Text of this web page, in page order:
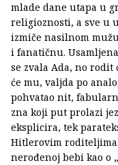
mlade dane utapa u
religioznosti, a sve u
izmiče nasilnom
i fanatičnu.
se zvala Ada, no rodit
će mu, valjda po
pohvatao nit,
zna koji put prolazi
eksplicira, tek
Hitlerovim
nerođenoj bebi kao o